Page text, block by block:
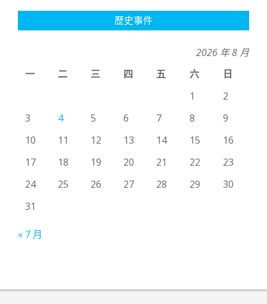
歷史事件
2026 年 8 月
一
二 三 四 五 六
日
1
2
3
4 5 6 7 8
9
10
11 12 13 14 15
16
17
18 19 20 21 22
23
24
25 26 27 28 29
30
31
« 7 月